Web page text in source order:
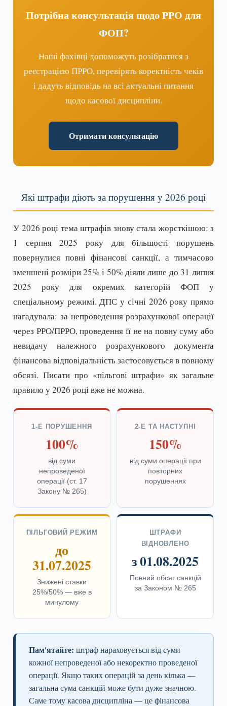
Потрібна консультація щодо РРО для
ФОП?
Наші фахівці допоможуть розібратися з
реєстрацією ПРРО, перевірять коректність чеків
і дадуть відповідь на всі актуальні питання
щодо касової дисципліни.
Отримати консультацію
Які штрафи діють за порушення у 2026 році
У 2026 році тема штрафів знову стала жорсткішою: з
1 серпня 2025 року для більшості порушень
повернулися повні фінансові санкції, а тимчасово
зменшені розміри 25% і 50% діяли лише до 31 липня
2025 року для окремих категорій ФОП у
спеціальному режимі. ДПС у січні 2026 року прямо
нагадувала: за непроведення розрахункової операції
через РРО/ПРРО, проведення її не на повну суму або
невидачу належного розрахункового документа
фінансова відповідальність застосовується в повному
обсязі. Писати про «пільгові штрафи» як загальне
правило у 2026 році вже не можна.
1-Е ПОРУШЕННЯ
100%
від суми
непроведеної
операції (ст. 17
Закону № 265)
2-Е ТА НАСТУПНІ
150%
від суми операції при
повторних
порушеннях
ПІЛЬГОВИЙ РЕЖИМ
до
31.07.2025
Знижені ставки
25%/50% — вже в
минулому
ШТРАФИ
ВІДНОВЛЕНО
з 01.08.2025
Повний обсяг санкцій
за Законом № 265
Пам'ятайте: штраф нараховується від суми
кожної непроведеної або некоректно проведеної
операції. Якщо таких операцій за день кілька —
загальна сума санкцій може бути дуже значною.
Саме тому касова дисципліна — це фінансова